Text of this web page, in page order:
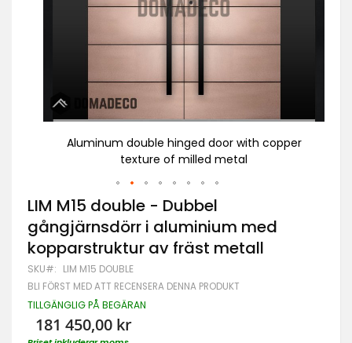
Aluminum double hinged door with copper
texture of milled metal
Hoppa
till
början
av
bildgalleriet
LIM M15 double - Dubbel
gångjärnsdörr i aluminium med
kopparstruktur av fräst metall
SKU LIM M15 DOUBLE
BLI FÖRST MED ATT RECENSERA DENNA PRODUKT
TILLGÄNGLIG PÅ BEGÄRAN
181 450,00 kr